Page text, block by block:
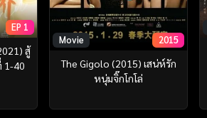
EP 1
สู้
1-40
Movie 2015
The Gigolo (2015) เสน่ห์รัก
หนุ่มจิ๊กโกโล่